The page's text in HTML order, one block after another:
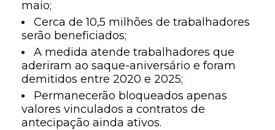
maio;
Cerca de 10,5 milhões de trabalhadores
serão beneficiados;
A medida atende trabalhadores que
aderiram ao saque-aniversário e foram
demitidos entre 2020 e 2025;
Permanecerão bloqueados apenas
valores vinculados a contratos de
antecipação ainda ativos.